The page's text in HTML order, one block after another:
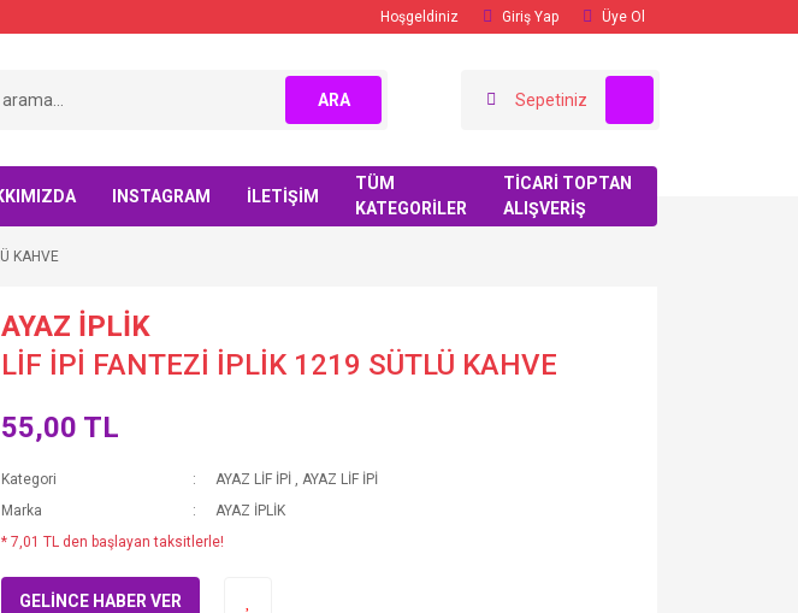
Hoşgeldiniz Giriş Yap Üye Ol
ARA Sepetiniz
INSTAGRAM İLETİŞİM
TÜM
KATEGORİLER
TİCARİ TOPTAN
ALIŞVERİŞ
KAHVE
AYAZ İPLİK
LİF İPİ FANTEZİ İPLİK 1219 SÜTLÜ KAHVE
55,00 TL
Kategori AYAZ LİF İPİ , AYAZ LİF İPİ
Marka
AYAZ İPLİK
* 7,01 TL den başlayan taksitlerle!
GELİNCE HABER VER